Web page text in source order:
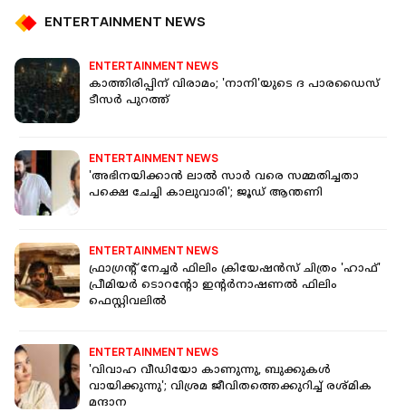
ENTERTAINMENT NEWS
ENTERTAINMENT NEWS
കാത്തിരിപ്പിന് വിരാമം; 'നാനി'യുടെ ദ പാരഡൈസ്
ടീസര്‍ പുറത്ത്
ENTERTAINMENT NEWS
'അഭിനയിക്കാന്‍ ലാല്‍ സാര്‍ വരെ സമ്മതിച്ചതാ
പക്ഷെ ചേച്ചി കാലുവാരി'; ജൂഡ് ആന്തണി
ENTERTAINMENT NEWS
ഫ്രാഗ്രന്റ് നേച്ചര്‍ ഫിലിം ക്രിയേഷന്‍സ് ചിത്രം 'ഹാഫ്'
പ്രീമിയര്‍ ടൊറന്റോ ഇന്റര്‍നാഷണല്‍ ഫിലിം
ഫെസ്റ്റിവലില്‍
ENTERTAINMENT NEWS
'വിവാഹ വീഡിയോ കാണുന്നു, ബുക്കുകള്‍
വായിക്കുന്നു'; വിശ്രമ ജീവിതത്തെക്കുറിച്ച് രശ്മിക
മന്ദാന